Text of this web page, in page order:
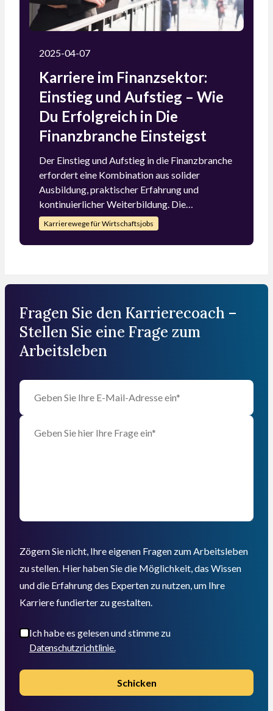
2025-04-07
Karriere im Finanzsektor:
Einstieg und Aufstieg – Wie
Du Erfolgreich in Die
Finanzbranche Einsteigst
Der Einstieg und Aufstieg in die Finanzbranche
erfordert eine Kombination aus solider
Ausbildung, praktischer Erfahrung und
kontinuierlicher Weiterbildung. Die
Finanzbranche bietet vielfältige Karrierewege
und Entwicklungsmöglichkeiten für engagierte
und qualifizierte Fachkräfte. Indem Du klare
Karriere im Finanzsektor gestalten.
Karrierewege für Wirtschaftsjobs
Fragen Sie den Karrierecoach –
Stellen Sie eine Frage zum
Arbeitsleben
Zögern Sie nicht, Ihre eigenen Fragen zum Arbeitsleben
zu stellen. Hier haben Sie die Möglichkeit, das Wissen
und die Erfahrung des Experten zu nutzen, um Ihre
Karriere fundierter zu gestalten.
Ich habe es gelesen und stimme zu
Datenschutzrichtlinie.
Schicken